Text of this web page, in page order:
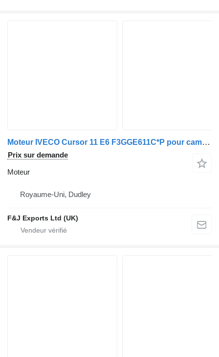
Moteur IVECO Cursor 11 E6 F3GGE611C*P pour camion
Prix sur demande
Moteur
Royaume-Uni, Dudley
F&J Exports Ltd (UK)